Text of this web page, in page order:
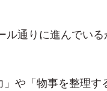
や「物事を整理す